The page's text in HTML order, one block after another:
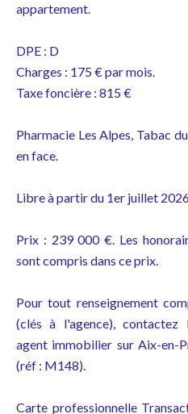
appartement.
DPE : D
Charges : 175 € par mois.
Taxe foncière : 815 €
Pharmacie Les Alpes, Tabac
en face.
Libre à partir du 1er juillet
Prix : 239 000 €. Les
sont compris dans ce prix.
Pour tout renseignement
(clés à l'agence), contactez
agent immobilier sur Aix-en-
(réf : M148).
Carte professionnelle